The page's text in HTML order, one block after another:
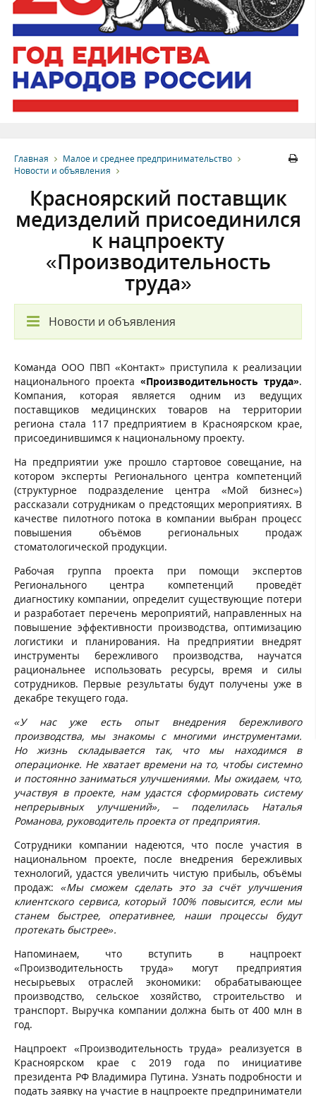
Главная
Малое и среднее предпринимательство
Новости и объявления
Красноярский поставщик
медизделий присоединился
к нацпроекту
«Производительность
труда»
Новости и объявления
Команда ООО ПВП «Контакт» приступила к реализации
национального проекта «Производительность труда».
Компания, которая является одним из ведущих
поставщиков медицинских товаров на территории
региона стала 117 предприятием в Красноярском крае,
присоединившимся к национальному проекту.
На предприятии уже прошло стартовое совещание, на
котором эксперты Регионального центра компетенций
(структурное подразделение центра «Мой бизнес»)
рассказали сотрудникам о предстоящих мероприятиях. В
качестве пилотного потока в компании выбран процесс
повышения объёмов региональных продаж
стоматологической продукции.
Рабочая группа проекта при помощи экспертов
Регионального центра компетенций проведёт
диагностику компании, определит существующие потери
и разработает перечень мероприятий, направленных на
повышение эффективности производства, оптимизацию
логистики и планирования. На предприятии внедрят
инструменты бережливого производства, научатся
рациональнее использовать ресурсы, время и силы
сотрудников. Первые результаты будут получены уже в
декабре текущего года.
«У нас уже есть опыт внедрения бережливого
производства, мы знакомы с многими инструментами.
Но жизнь складывается так, что мы находимся в
операционке. Не хватает времени на то, чтобы системно
и постоянно заниматься улучшениями. Мы ожидаем, что,
участвуя в проекте, нам удастся сформировать систему
непрерывных улучшений», – поделилась Наталья
Романова, руководитель проекта от предприятия.
Сотрудники компании надеются, что после участия в
национальном проекте, после внедрения бережливых
технологий, удастся увеличить чистую прибыль, объёмы
продаж: «Мы сможем сделать это за счёт улучшения
клиентского сервиса, который 100% повысится, если мы
станем быстрее, оперативнее, наши процессы будут
протекать быстрее».
Напоминаем, что вступить в нацпроект
«Производительность труда» могут предприятия
несырьевых отраслей экономики: обрабатывающее
производство, сельское хозяйство, строительство и
транспорт. Выручка компании должна быть от 400 млн в
год.
Нацпроект «Производительность труда» реализуется в
Красноярском крае с 2019 года по инициативе
президента РФ Владимира Путина. Узнать подробности и
подать заявку на участие в нацпроекте предприниматели